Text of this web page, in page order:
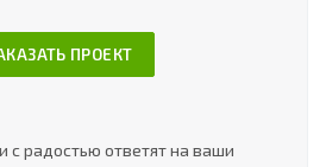
ПРОЕКТ
радостью ответят на ваши